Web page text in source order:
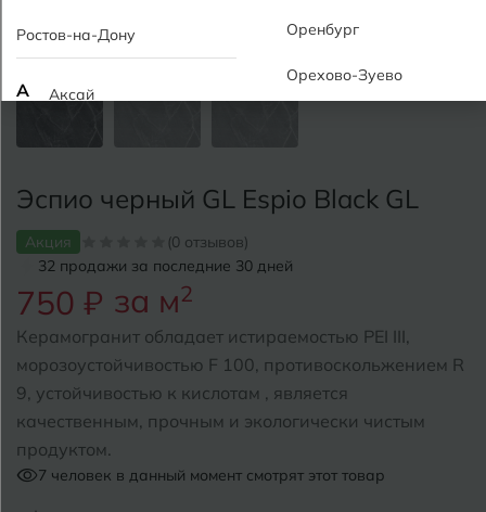
Эспио черный GL Espio Black GL
Акция
(0 отзывов)
32 продажи за последние 30 дней
750 ₽ за м2
Керамогранит обладает истираемостью PEI III,
морозоустойчивостью F 100, противоскольжением R
9, устойчивостью к кислотам , является
качественным, прочным и экологически чистым
продуктом.
7 человек в данный момент смотрят этот товар
Ростов-на-Дону
А Аксай
Анапа
Армавир
Б Барнаул
Белгород
Боровичи
Оренбург
Орехово-Зуево
Подольск
Ростов-на-Дону